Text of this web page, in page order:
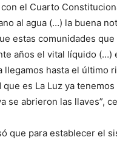
el Cuarto
al agua (…) la buena
estas comunidades que
años el vital líquido (…)
llegamos hasta el último
es La Luz ya
se abrieron las llaves”,
que para establecer el